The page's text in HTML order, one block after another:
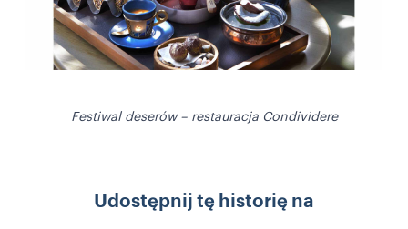
Festiwal deserów – restauracja Condividere
Udostępnij tę historię na